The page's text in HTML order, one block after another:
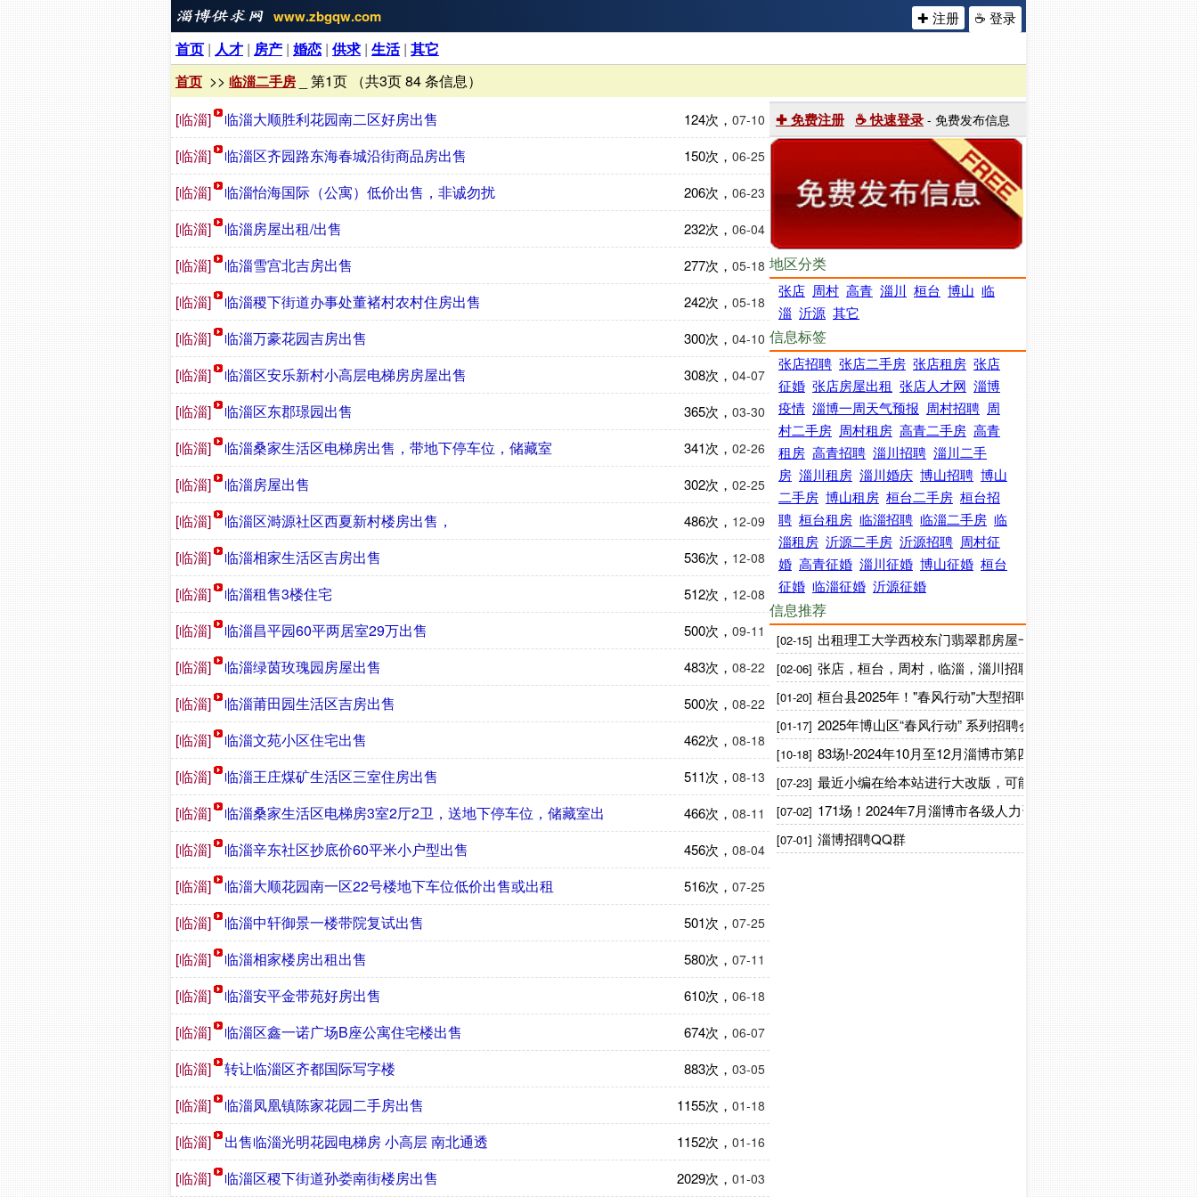
www.zbgqw.com ☕ 登录
✚ 注册
首页 | 人才 | 房产 | 婚恋 | 供求| 生活| 其它
首页 >> 临淄二手房 _ 第1页 （共3页 84 条信息）
✚ 免费注册 ☕ 快速登录 - 免费发布信息
地区分类
张店 周村 高青 淄川 桓台 博山 临
淄 沂源 其它
信息标签
张店招聘 张店二手房 张店租房 张店
征婚 张店房屋出租 张店人才网 淄博
疫情 淄博一周天气预报 周村招聘 周
村二手房 周村租房 高青二手房 高青
租房 高青招聘 淄川招聘 淄川二手
房 淄川租房 淄川婚庆 博山招聘 博山
二手房 博山租房 桓台二手房 桓台招
聘 桓台租房 临淄招聘 临淄二手房 临
淄租房 沂源二手房 沂源招聘 周村征
婚 高青征婚 淄川征婚 博山征婚 桓台
征婚 临淄征婚 沂源征婚
信息推荐
[02-15] 出租理工大学西校东门翡翠郡房屋一套，90平方，两室一厅，
[02-06] 张店，桓台，周村，临淄，淄川招聘保险续期人员各1名
[01-20] 桓台县2025年！"春风行动"大型招聘会，就在新时代文明实践中
[01-17] 2025年博山区“春风行动” 系列招聘会邀您参加
[10-18] 83场!-2024年10月至12月淄博市第四季度零工专项招聘会来啦
[07-23] 最近小编在给本站进行大改版，可能信息更新不及时
[07-02] 171场！2024年7月淄博市各级人力资源市场“百日千万招聘专项
[07-01] 淄博招聘QQ群
07-10
124次，
[临淄] 临淄大顺胜利花园南二区好房出售
06-25
150次，
[临淄] 临淄区齐园路东海春城沿街商品房出售
06-23
206次，
[临淄] 临淄怡海国际（公寓）低价出售，非诚勿扰
06-04
232次，
[临淄] 临淄房屋出租/出售
05-18
277次，
[临淄] 临淄雪宫北吉房出售
05-18
242次，
[临淄] 临淄稷下街道办事处董褚村农村住房出售
04-10
300次，
[临淄] 临淄万豪花园吉房出售
04-07
308次，
[临淄] 临淄区安乐新村小高层电梯房房屋出售
03-30
365次，
[临淄] 临淄区东郡璟园出售
02-26
341次，
[临淄] 临淄桑家生活区电梯房出售，带地下停车位，储藏室
02-25
302次，
[临淄] 临淄房屋出售
12-09
486次，
[临淄] 临淄区溡源社区西夏新村楼房出售，
12-08
536次，
[临淄] 临淄相家生活区吉房出售
12-08
512次，
[临淄] 临淄租售3楼住宅
09-11
500次，
[临淄] 临淄昌平园60平两居室29万出售
08-22
483次，
[临淄] 临淄绿茵玫瑰园房屋出售
08-22
500次，
[临淄] 临淄莆田园生活区吉房出售
08-18
462次，
[临淄] 临淄文苑小区住宅出售
08-13
511次，
[临淄] 临淄王庄煤矿生活区三室住房出售
08-11
466次，
[临淄] 临淄桑家生活区电梯房3室2厅2卫，送地下停车位，储藏室出
08-04
456次，
[临淄] 临淄辛东社区抄底价60平米小户型出售
07-25
516次，
[临淄] 临淄大顺花园南一区22号楼地下车位低价出售或出租
07-25
501次，
[临淄] 临淄中轩御景一楼带院复试出售
07-11
580次，
[临淄] 临淄相家楼房出租出售
06-18
610次，
[临淄] 临淄安平金带苑好房出售
06-07
674次，
[临淄] 临淄区鑫一诺广场B座公寓住宅楼出售
03-05
883次，
[临淄] 转让临淄区齐都国际写字楼
01-18
1155次，
[临淄] 临淄凤凰镇陈家花园二手房出售
01-16
1152次，
[临淄] 出售临淄光明花园电梯房 小高层 南北通透
01-03
2029次，
[临淄] 临淄区稷下街道孙娄南街楼房出售